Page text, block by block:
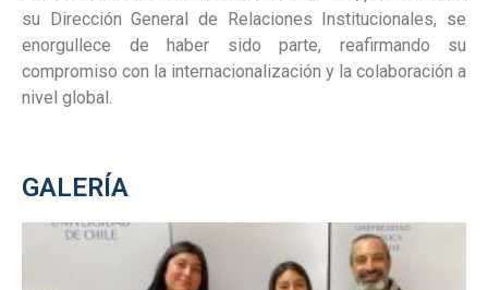
su Dirección General de Relaciones Institucionales, se
enorgullece de haber sido parte, reafirmando su
compromiso con la internacionalización y la colaboración a
nivel global.
GALERÍA